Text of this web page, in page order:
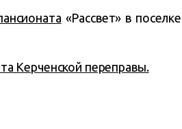
«Рассвет» в
Керченской переправы.